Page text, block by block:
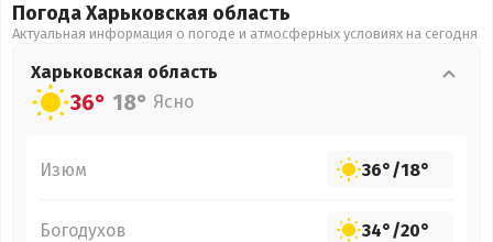
Погода Харьковская область
Актуальная информация о погоде и атмосферных условиях на сегодня
Харьковская область
36° 18° Ясно
Изюм 36°/18°
Богодухов 34°/20°